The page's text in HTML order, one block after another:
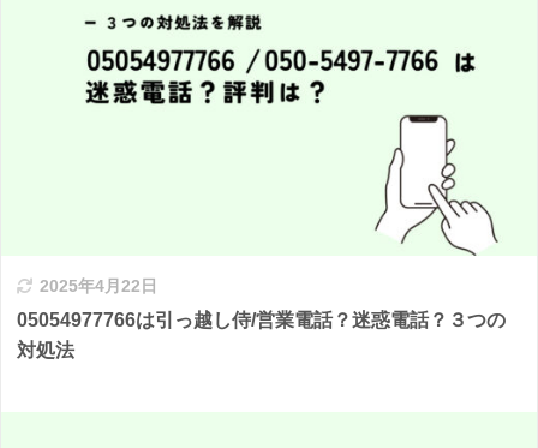
2025年4月22日
05054977766は引っ越し侍/営業電話？迷惑電話？３つの
対処法